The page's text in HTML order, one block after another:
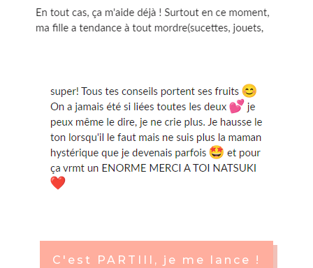
C'est PARTIII, je me lance !